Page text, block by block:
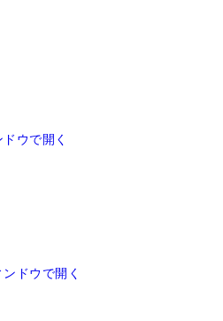
ウで開く
ドウで開く